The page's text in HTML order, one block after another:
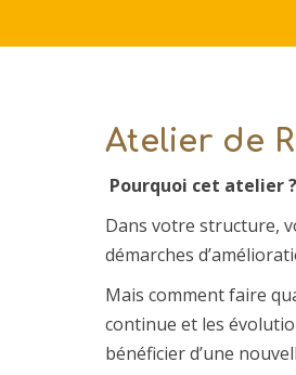
Atelier de
Pourquoi cet atelier ?
Dans votre structure,
démarches
Mais comment faire
continue et les
bénéficier d’une